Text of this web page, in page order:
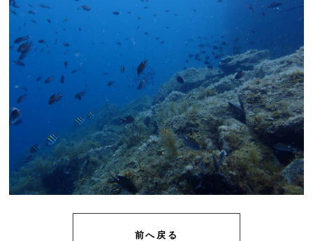
前へ戻る